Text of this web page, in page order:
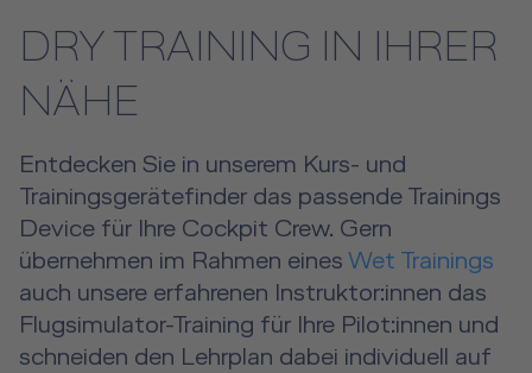
DRY TRAINING IN IHRER
NÄHE
Entdecken Sie in unserem Kurs- und
Trainingsgerätefinder das passende Trainings
Device für Ihre Cockpit Crew. Gern
übernehmen im Rahmen eines Wet Trainings
auch unsere erfahrenen Instruktor:innen das
Flugsimulator-Training für Ihre Pilot:innen und
schneiden den Lehrplan dabei individuell auf